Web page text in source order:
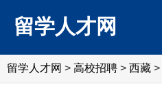
留学人才网
留学人才网 > 高校招聘 > 西藏 >